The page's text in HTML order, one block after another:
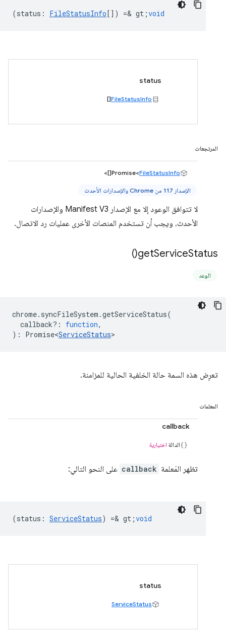
(status : FileStatusInfo[]) =& gt;void
status
FileStatusInfo
[]
المرتجعات
Promise<FileStatusInfo
[]>
الإصدار 117 من Chrome والإصدارات الأحدث
لا تتوافق الوعود إلا مع الإصدار Manifest V3 والإصدارات
الأحدث، ويجب أن تستخدم المنصات الأخرى عمليات رد الاتصال.
getServiceStatus(
)
الوعد
chrome. syncFileSystem .getServiceStatus(
callback? : function,
) : Promise<ServiceStatus>
تعرِض هذه السمة حالة الخلفية الحالية للمزامنة.
المعلمات
callback
الدالة اختيارية
تظهر المَعلمة callback على النحو التالي:
(status : ServiceStatus) =& gt;void
status
ServiceStatus